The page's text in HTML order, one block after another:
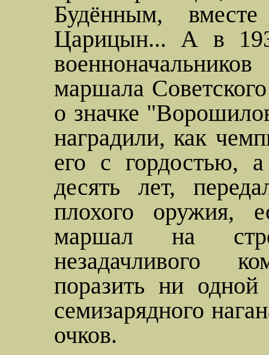
Будённым,
Царицын... А в
военноначальников
маршала
о значке
наградили, как
его с гордостью,
десять лет,
плохого оружия,
маршал на
незадачливого
поразить ни
семизарядного
очков.